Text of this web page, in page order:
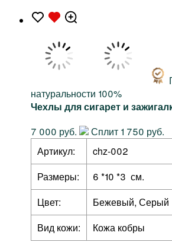
натуральности 100%
Чехлы для сигарет и
7 000 руб.
Сплит 1 750 руб.
Артикул:
chz-002
Размеры:
6 *10 *3 см.
Цвет:
Бежевый, Серый
Вид кожи:
Кожа кобры